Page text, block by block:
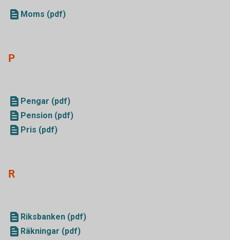
Moms (pdf)
P
Pengar (pdf)
Pension (pdf)
Pris (pdf)
R
Riksbanken (pdf)
Räkningar (pdf)